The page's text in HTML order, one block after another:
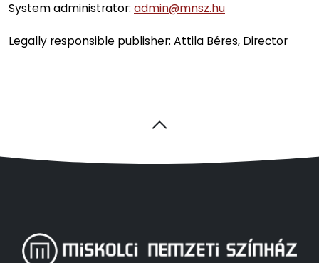
System administrator: admin@mnsz.hu
Legally responsible publisher: Attila Béres, Director